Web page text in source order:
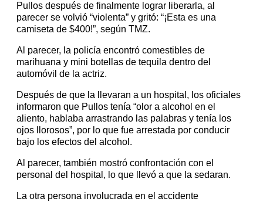
Pullos después de finalmente lograr liberarla, al
parecer se volvió “violenta” y gritó: “¡Esta es una
camiseta de $400!”, según TMZ.
Al parecer, la policía encontró comestibles de
marihuana y mini botellas de tequila dentro del
automóvil de la actriz.
Después de que la llevaran a un hospital, los oficiales
informaron que Pullos tenía “olor a alcohol en el
aliento, hablaba arrastrando las palabras y tenía los
ojos llorosos”, por lo que fue arrestada por conducir
bajo los efectos del alcohol.
Al parecer, también mostró confrontación con el
personal del hospital, lo que llevó a que la sedaran.
La otra persona involucrada en el accidente